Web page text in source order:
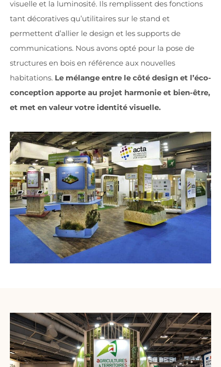
visuelle et la luminosité. Ils remplissent des fonctions
tant décoratives qu’utilitaires sur le stand et
permettent d’allier le design et les supports de
communications. Nous avons opté pour la pose de
structures en bois en référence aux nouvelles
habitations. Le mélange entre le côté design et l’éco-
conception apporte au projet harmonie et bien-être,
et met en valeur votre identité visuelle.